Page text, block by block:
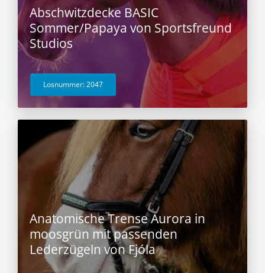
Abschwitzdecke BASIC
Sommer/Papaya von Sportsfreund
Studios
Losnummer: 2047
Anatomische Trense Aurora in
moosgrün mit passenden
Lederzügeln von Fjóla